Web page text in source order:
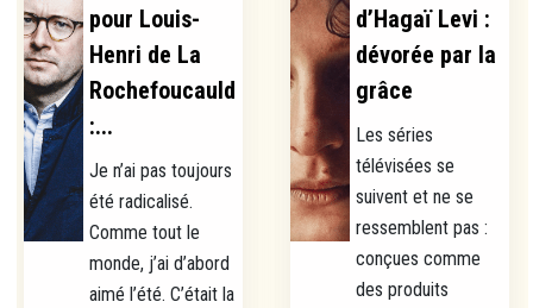
pour Louis-
Henri de La
Rochefoucauld
:...
Je n’ai pas toujours
été radicalisé.
Comme tout le
monde, j’ai d’abord
aimé l’été. C’était la
d’Hagaï Levi :
dévorée par la
grâce
Les séries
télévisées se
suivent et ne se
ressemblent pas :
conçues comme
des produits